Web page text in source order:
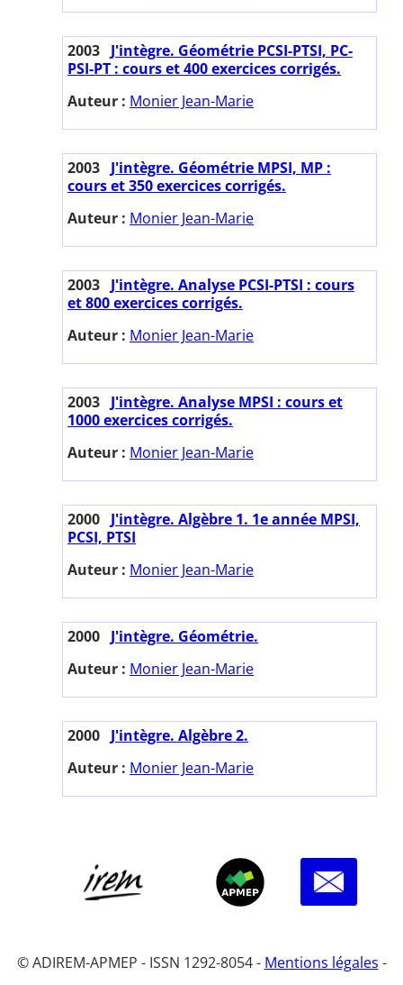
2003 J'intègre. Géométrie PCSI-PTSI, PC-
PSI-PT : cours et 400 exercices corrigés.
Auteur : Monier Jean-Marie
2003 J'intègre. Géométrie MPSI, MP :
cours et 350 exercices corrigés.
Auteur : Monier Jean-Marie
2003 J'intègre. Analyse PCSI-PTSI : cours
et 800 exercices corrigés.
Auteur : Monier Jean-Marie
2003 J'intègre. Analyse MPSI : cours et
1000 exercices corrigés.
Auteur : Monier Jean-Marie
2000 J'intègre. Algèbre 1. 1e année MPSI,
PCSI, PTSI
Auteur : Monier Jean-Marie
2000 J'intègre. Géométrie.
Auteur : Monier Jean-Marie
2000 J'intègre. Algèbre 2.
Auteur : Monier Jean-Marie
© ADIREM-APMEP - ISSN 1292-8054 - Mentions légales -